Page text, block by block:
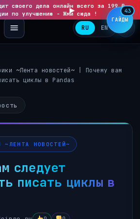
своего дела онлайн всего за 199 ₽
по улучшению - Жми сюда !
▶
RU EN
~Лента новостей~
Почему вам
циклы в Pandas
~ЛЕНТА НОВОСТЕЙ~
следует
писать циклы в
ГАЙДЫ
43